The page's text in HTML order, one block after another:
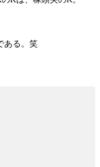
ある。笑